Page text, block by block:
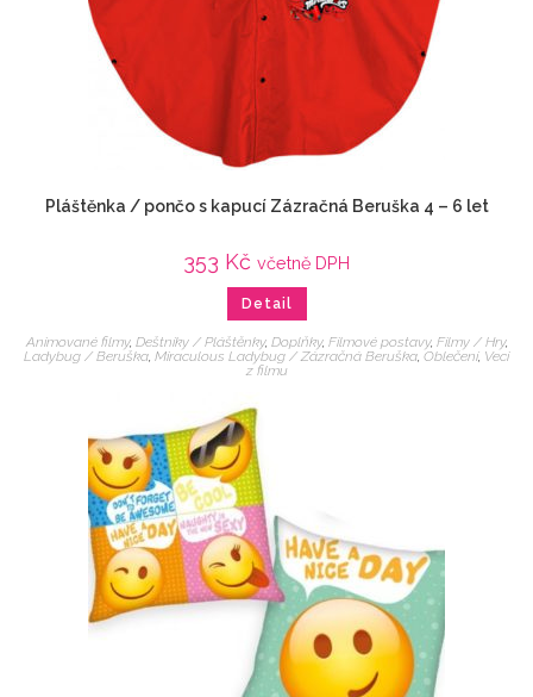
Pláštěnka / pončo s kapucí Zázračná Beruška 4 – 6 let
353 Kč včetně DPH
Detail
Animované filmy, Deštníky / Pláštěnky, Doplňky, Filmové postavy, Filmy / Hry,
Ladybug / Beruška Miraculous Ladybug / Zázračná Beruška Oblečení, Veci
z filmu